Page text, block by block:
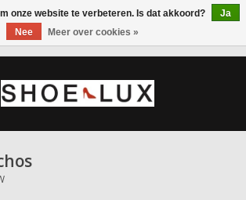
onze website te verbeteren. Is dat akkoord?
Ja
Nee
Meer over cookies »